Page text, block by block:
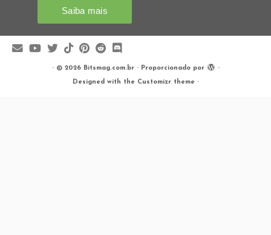
· © 2026 Bitsmag.com.br· Proporcionado por ·
Designed with the Customizr theme ·